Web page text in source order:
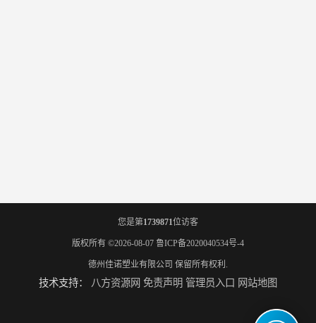
您是第1739871位访客
版权所有 ©2026-08-07 鲁ICP备2020040534号-4
德州佳诺塑业有限公司 保留所有权利.
技术支持： 八方资源网 免责声明 管理员入口 网站地图